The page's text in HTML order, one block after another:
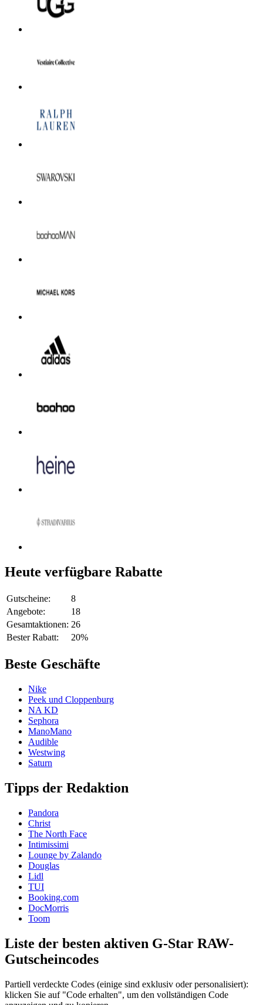
Heute verfügbare Rabatte
Gutscheine:
8
Angebote:
18
Gesamtaktionen: 26
Bester Rabatt:
20%
Beste Geschäfte
Nike
Peek und Cloppenburg
NA KD
Sephora
ManoMano
Audible
Westwing
Saturn
Tipps der Redaktion
Pandora
Christ
The North Face
Intimissimi
Lounge by Zalando
Douglas
Lidl
TUI
Booking.com
DocMorris
Toom
Liste der besten aktiven G-Star RAW-
Gutscheincodes
Partiell verdeckte Codes (einige sind exklusiv oder personalisiert):
klicken Sie auf "Code erhalten", um den vollständigen Code